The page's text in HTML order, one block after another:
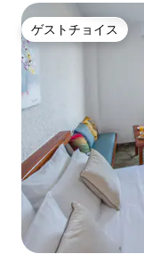
ゲストチョイス
ゲストチョイス